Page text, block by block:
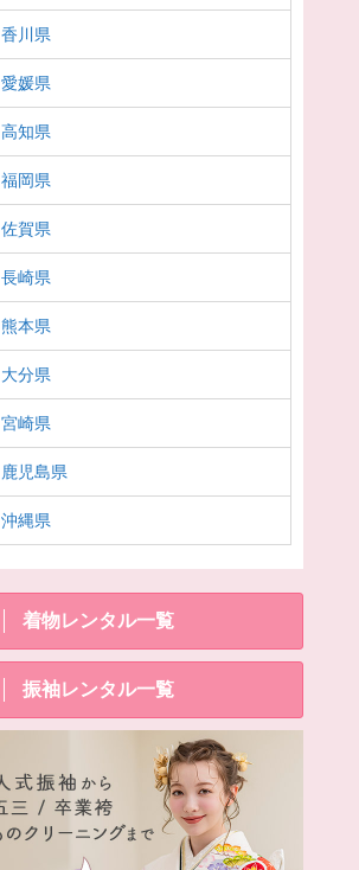
香川県
愛媛県
高知県
福岡県
佐賀県
長崎県
熊本県
大分県
宮崎県
鹿児島県
沖縄県
着物レンタル一覧
振袖レンタル一覧